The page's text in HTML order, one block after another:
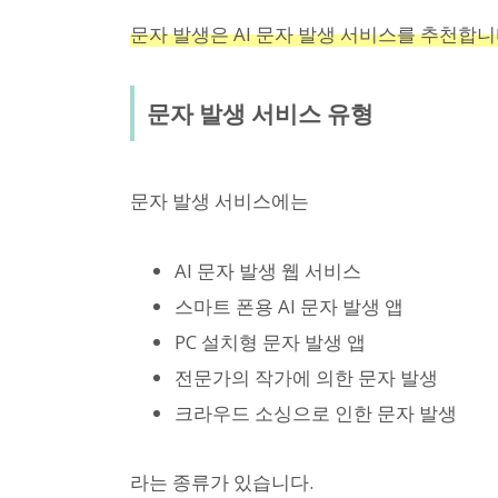
문자 발생은 AI 문자 발생 서비스를 추천합
문자 발생 서비스 유형
문자 발생 서비스에는
AI 문자 발생 웹 서비스
스마트 폰용 AI 문자 발생 앱
PC 설치형 문자 발생 앱
전문가의 작가에 의한 문자 발생
크라우드 소싱으로 인한 문자 발생
라는 종류가 있습니다.